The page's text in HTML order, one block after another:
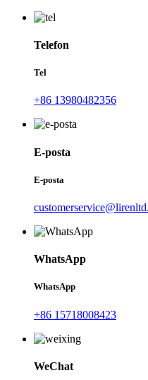
Telefon
Tel
+86 13980482356
E-posta
E-posta
WhatsApp
WhatsApp
+86 15718008423
WeChat